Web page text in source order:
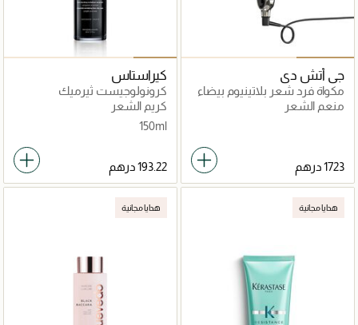
جي أتش دي
مكواة فرد شعر بلاتينيوم بيضاء
منعم الشعر
كيراستاس
كرونولوجيست ثيرميك
ريجينيرانت العناية عند التجفيف
150مل
كريم الشعر
150ml
هدايا مجانية هدايا مجانية